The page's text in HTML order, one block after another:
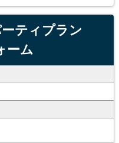
ティプラン
ーム